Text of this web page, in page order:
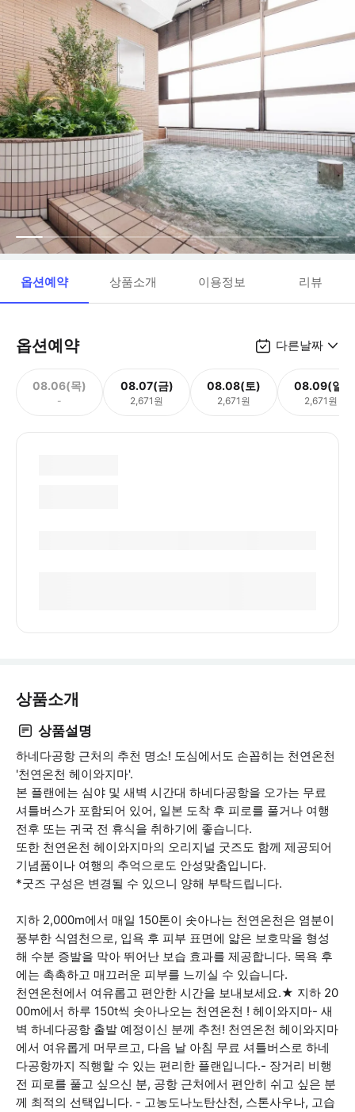
옵션예약 상품소개 이용정보 리뷰
옵션예약 다른날짜
08.06(목)
-
08.07(금)
2,671원
08.08(토)
2,671원
08.09(일)
2,671원
상품소개
상품설명
하네다공항 근처의 추천 명소! 도심에서도 손꼽히는 천연온천
'천연온천 헤이와지마'.
본 플랜에는 심야 및 새벽 시간대 하네다공항을 오가는 무료
셔틀버스가 포함되어 있어, 일본 도착 후 피로를 풀거나 여행
전후 또는 귀국 전 휴식을 취하기에 좋습니다.
또한 천연온천 헤이와지마의 오리지널 굿즈도 함께 제공되어
기념품이나 여행의 추억으로도 안성맞춤입니다.
*굿즈 구성은 변경될 수 있으니 양해 부탁드립니다.
지하 2,000m에서 매일 150톤이 솟아나는 천연온천은 염분이
풍부한 식염천으로, 입욕 후 피부 표면에 얇은 보호막을 형성
해 수분 증발을 막아 뛰어난 보습 효과를 제공합니다. 목욕 후
에는 촉촉하고 매끄러운 피부를 느끼실 수 있습니다.
천연온천에서 여유롭고 편안한 시간을 보내보세요.★ 지하 20
00m에서 하루 150t씩 솟아나오는 천연온천 ! 헤이와지마- 새
벽 하네다공항 출발 예정이신 분께 추천! 천연온천 헤이와지마
에서 여유롭게 머무르고, 다음 날 아침 무료 셔틀버스로 하네
다공항까지 직행할 수 있는 편리한 플랜입니다.- 장거리 비행
전 피로를 풀고 싶으신 분, 공항 근처에서 편안히 쉬고 싶은 분
께 최적의 선택입니다. - 고농도나노탄산천, 스톤사우나, 고습